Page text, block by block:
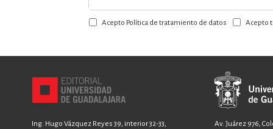
a
nuestroAcepto Política de tratamiento de datos Acepto
Ing. Hugo Vázquez Reyes 39, interior 32-33,
Av. Juárez 976,